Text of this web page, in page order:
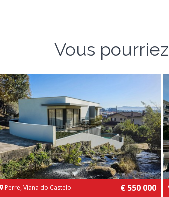
Vous
Perre, Viana do Castelo € 550 000